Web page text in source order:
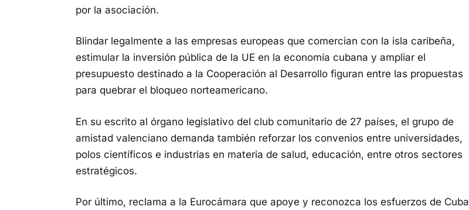
por la asociación.
Blindar legalmente a las empresas europeas que comercian con la isla caribeña,
estimular la inversión pública de la UE en la economía cubana y ampliar el
presupuesto destinado a la Cooperación al Desarrollo figuran entre las propuestas
para quebrar el bloqueo norteamericano.
En su escrito al órgano legislativo del club comunitario de 27 países, el grupo de
amistad valenciano demanda también reforzar los convenios entre universidades,
polos científicos e industrias en materia de salud, educación, entre otros sectores
estratégicos.
Por último, reclama a la Eurocámara que apoye y reconozca los esfuerzos de Cuba